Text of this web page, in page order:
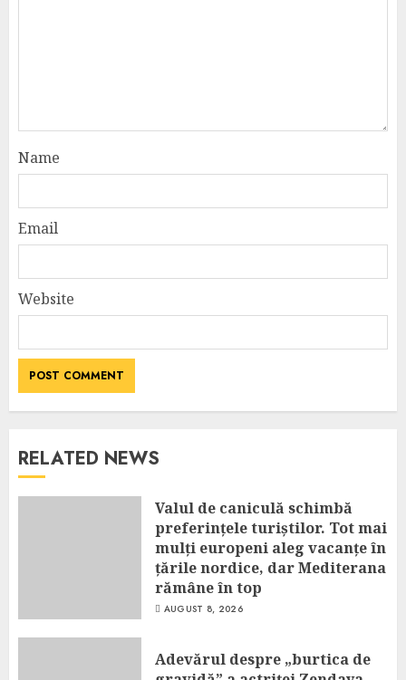
Name
Email
Website
RELATED NEWS
Valul de caniculă schimbă
preferințele turiștilor. Tot mai
mulți europeni aleg vacanțe în
țările nordice, dar Mediterana
rămâne în top
AUGUST 8, 2026
Adevărul despre „burtica de